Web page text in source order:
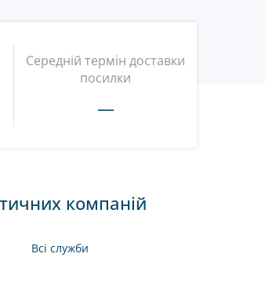
Середній термін доставки
посилки
—
компаній
Всі служби